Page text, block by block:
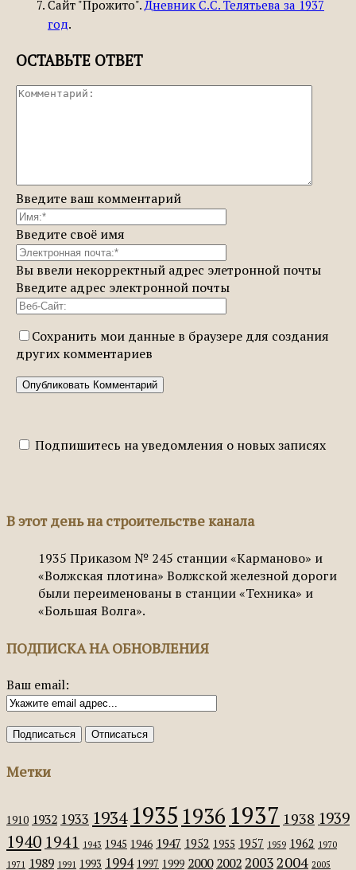
Сайт "Прожито".Дневник С.С. Телятьева за 1937
год.
ОСТАВЬТЕ ОТВЕТ
Введите ваш комментарий
Введите своё имя
Вы ввели некорректный адрес элетронной почты
Введите адрес электронной почты
Сохранить мои данные в браузере для создания
других комментариев
Подпишитесь на уведомления о новых записях
В этот день на строительстве канала
1935 Приказом № 245 станции «Карманово» и
«Волжская плотина» Волжской железной дороги
были переименованы в станции «Техника» и
«Большая Волга».
ПОДПИСКА НА ОБНОВЛЕНИЯ
Ваш email:
Метки
1910 1932 1933 1934 1935 1936 1937 1938 1939
1940 1941 1943 1945 1946 1947 1952 1955 1957 1959 1962 1970
1971 1989 1991 1993 1994 1997 1999 2000 2002 20032004 2005